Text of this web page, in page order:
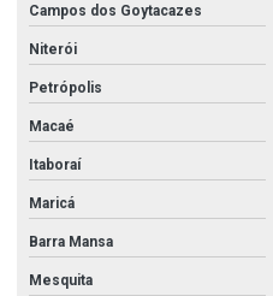
Chapa inox 430 preço
Chapa perfurada inox 5mm
Chapas de aço inox
Comercio de aço inox
Conexão flange
Campos dos Goytacazes
Niterói
Petrópolis
Macaé
Itaboraí
Maricá
Barra Mansa
Mesquita